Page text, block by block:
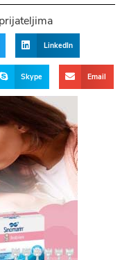
LinkedIn
Skype Email